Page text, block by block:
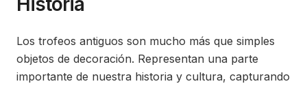
Los trofeos antiguos son mucho más que simples
objetos de decoración. Representan una parte
importante de nuestra historia y cultura, capturando